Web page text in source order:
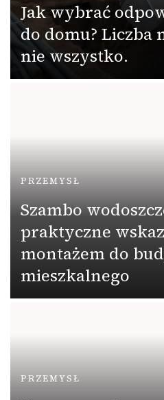
Jak wybrać
do domu? Liczba
nie wszystko.
PRZEMYSŁ
Szambo
praktyczne
montażem do
mieszkalnego
PRZEMYSŁ